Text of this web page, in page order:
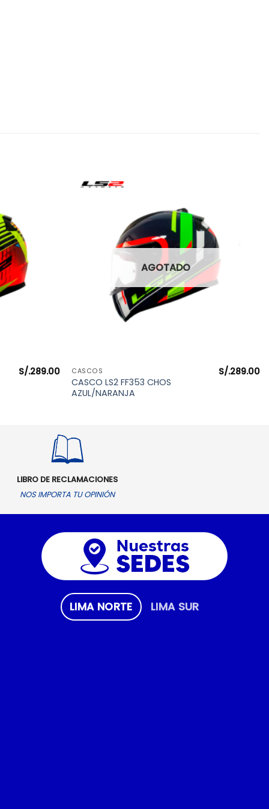
S/.289.00
AGOTADO
CASCOS
CASCO LS2 FF353 CHOS
AZUL/NARANJA
S/.289.00
LIBRO DE RECLAMACIONES
NOS IMPORTA TU OPINIÓN
LIMA NORTE LIMA SUR